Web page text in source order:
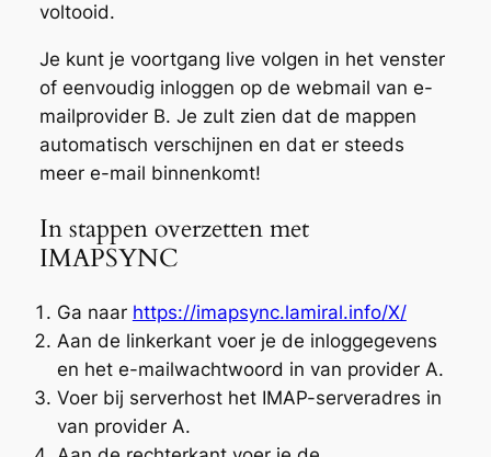
voltooid.
Je kunt je voortgang live volgen in het venster
of eenvoudig inloggen op de webmail van e-
mailprovider B. Je zult zien dat de mappen
automatisch verschijnen en dat er steeds
meer e-mail binnenkomt!
In stappen overzetten met
IMAPSYNC
Ga naar https://imapsync.lamiral.info/X/
Aan de linkerkant voer je de inloggegevens
en het e-mailwachtwoord in van provider A.
Voer bij serverhost het IMAP-serveradres in
van provider A.